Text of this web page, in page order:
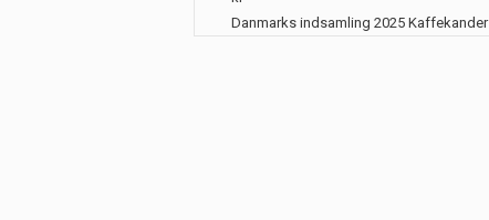
Danmarks indsamling 2025 Kaffekander